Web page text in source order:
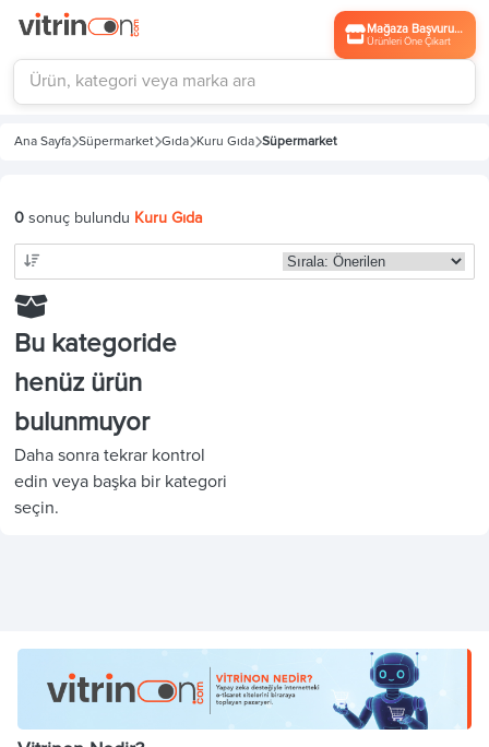
Mağaza Başvurusu
Ürünleri Öne Çıkart
Ana Sayfa Süpermarket Gıda Kuru Gıda Süpermarket
0sonuç bulundu Kuru Gıda
Bu kategoride
henüz ürün
bulunmuyor
Daha sonra tekrar kontrol
edin veya başka bir kategori
seçin.